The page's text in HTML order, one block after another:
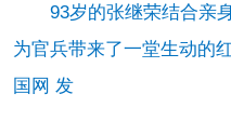
93岁的张继荣结合亲
为官兵带来了一堂生动的
国网 发